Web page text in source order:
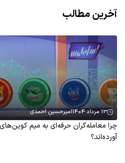
آخرین مطالب
13 مرداد 1404 امیرحسین احمدی
چرا معامله‌گران حرفه‌ای به میم
آورده‌اند؟